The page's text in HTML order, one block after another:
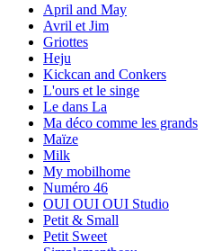
April and May
Avril et Jim
Griottes
Heju
Kickcan and Conkers
L'ours et le singe
Le dans La
Ma déco comme les grands
Maïze
Milk
My mobilhome
Numéro 46
OUI OUI OUI Studio
Petit & Small
Petit Sweet